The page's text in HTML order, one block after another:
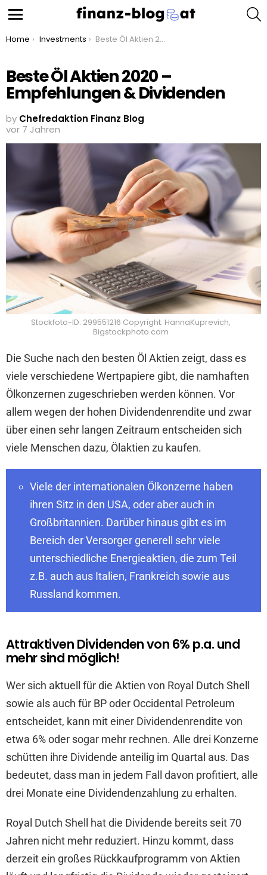
You are here:
Home Investments Beste Öl Aktien 2020 – Empfehlungen & Dividenden
Beste Öl Aktien 2020 –
Empfehlungen & Dividenden
by Chefredaktion Finanz Blog
vor 7 Jahren
Stockfoto-ID: 299551216 Copyright: HannaKuprevich,
Bigstockphoto.com
Die Suche nach den besten Öl Aktien zeigt, dass es
viele verschiedene Wertpapiere gibt, die namhaften
Ölkonzernen zugeschrieben werden können. Vor
allem wegen der hohen Dividendenrendite und zwar
über einen sehr langen Zeitraum entscheiden sich
viele Menschen dazu, Ölaktien zu kaufen.
Viele der internationalen Ölkonzerne haben
ihren Sitz in den USA, oder aber auch in
Großbritannien. Darüber hinaus gibt es im
Bereich der Versorger generell sehr viele
unterschiedliche Energieaktien, die zum Teil
z.B. auch aus Italien, Frankreich sowie aus
Russland kommen.
Attraktiven Dividenden von 6% p.a. und
mehr sind möglich!
Wer sich aktuell für die Aktien von Royal Dutch Shell
sowie als auch für BP oder Occidental Petroleum
entscheidet, kann mit einer Dividendenrendite von
etwa 6% oder sogar mehr rechnen. Alle drei Konzerne
schütten ihre Dividende anteilig im Quartal aus. Das
bedeutet, dass man in jedem Fall davon profitiert, alle
drei Monate eine Dividendenzahlung zu erhalten.
Royal Dutch Shell hat die Dividende bereits seit 70
Jahren nicht mehr reduziert. Hinzu kommt, dass
derzeit ein großes Rückkaufprogramm von Aktien